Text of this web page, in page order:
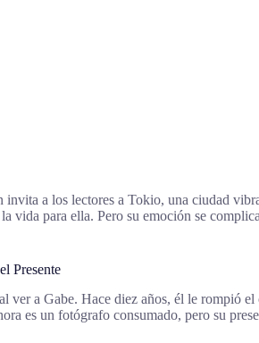
a los lectores a Tokio, una ciudad
vida para ella. Pero su emoción se
Presente
ver a Gabe. Hace diez años, él le rompió
es un fotógrafo consumado, pero su